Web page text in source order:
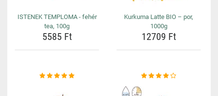
ISTENEK TEMPLOMA - fehér
tea, 100g
5585 Ft
Kurkuma Latte BIO – por,
1000g
12709 Ft